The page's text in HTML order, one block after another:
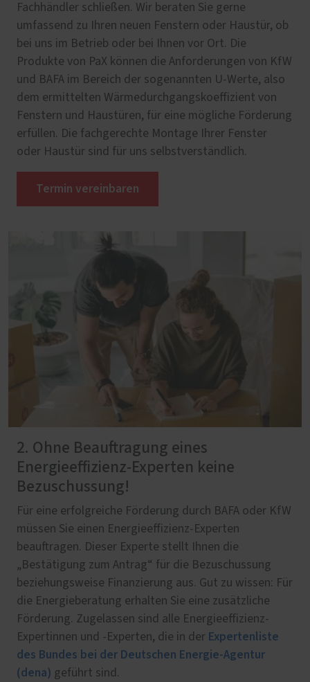
Fachhändler schließen. Wir beraten Sie gerne
umfassend zu Ihren neuen Fenstern oder Haustür, ob
bei uns im Betrieb oder bei Ihnen vor Ort. Die
Produkte von PaX können die Anforderungen von KfW
und BAFA im Bereich der sogenannten U-Werte, also
dem ermittelten Wärmedurchgangskoeffizient von
Fenstern und Haustüren, für eine mögliche Förderung
erfüllen. Die fachgerechte Montage Ihrer Fenster
oder Haustür sind für uns selbstverständlich.
Termin vereinbaren
2. Ohne Beauftragung eines
Energieeffizienz-Experten keine
Bezuschussung!
Für eine erfolgreiche Förderung durch BAFA oder KfW
müssen Sie einen Energieeffizienz-Experten
beauftragen. Dieser Experte stellt Ihnen die
„Bestätigung zum Antrag“ für die Bezuschussung
beziehungsweise Finanzierung aus. Gut zu wissen: Für
die Energieberatung erhalten Sie eine zusätzliche
Förderung. Zugelassen sind alle Energieeffizienz-
Expertinnen und -Experten, die in der Expertenliste
des Bundes bei der Deutschen Energie-Agentur
(dena) geführt sind.